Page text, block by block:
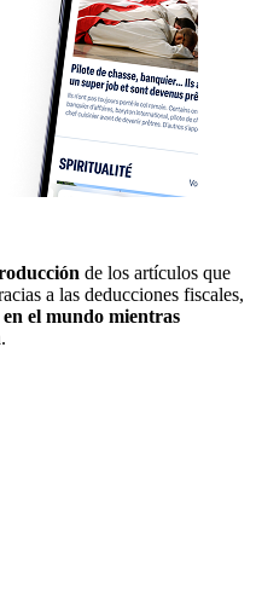
de los artículos que
a las deducciones fiscales,
el mundo mientras